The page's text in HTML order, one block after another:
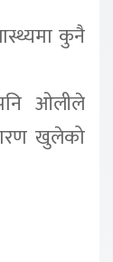
कुनै
ओलीले
खुलेको